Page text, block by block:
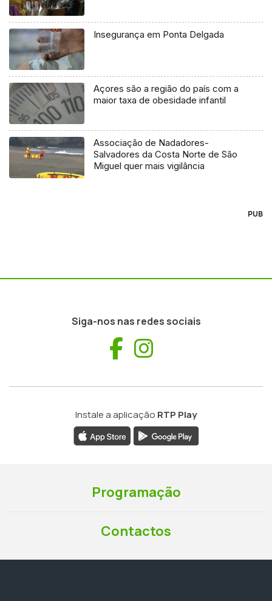
Insegurança em Ponta Delgada
Açores são a região do país com a
maior taxa de obesidade infantil
Associação de Nadadores-
Salvadores da Costa Norte de São
Miguel quer mais vigilância
PUB
Siga-nos nas redes sociais
Facebook
Instale a aplicação RTP Play
Programação
Contactos